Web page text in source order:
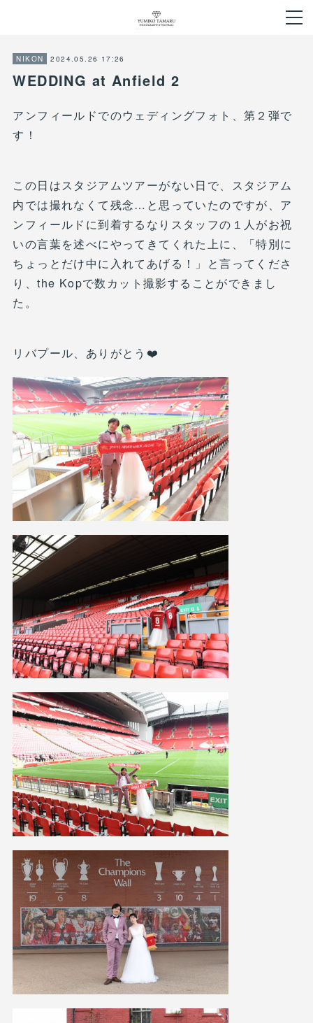
NIKON 2024.05.26 17:26
WEDDING at Anfield 2
アンフィールドでのウェディングフォト、第２弾で
す！
この日はスタジアムツアーがない日で、スタジアム
内では撮れなくて残念…と思っていたのですが、ア
ンフィールドに到着するなりスタッフの１人がお祝
いの言葉を述べにやってきてくれた上に、「特別に
ちょっとだけ中に入れてあげる！」と言ってくださ
り、the Kopで数カット撮影することができまし
た。
リバプール、ありがとう❤️